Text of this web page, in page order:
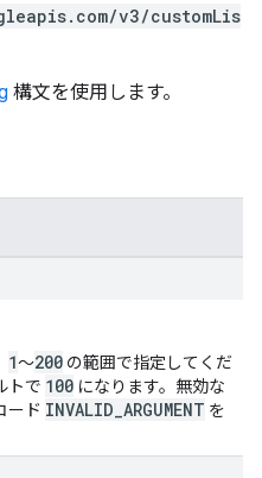
v3/customLis
構文を使用します。
1～200 の範囲で指定してくだ
トで 100 になります。無効な
ード INVALID_ARGUMENT を